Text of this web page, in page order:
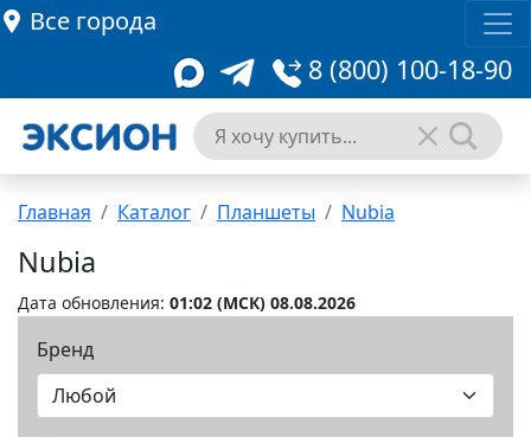
Все города
8 (800) 100-18-90
Главная Каталог Планшеты Nubia
Nubia
Дата обновления: 01:02 (MCК) 08.08.2026
Бренд